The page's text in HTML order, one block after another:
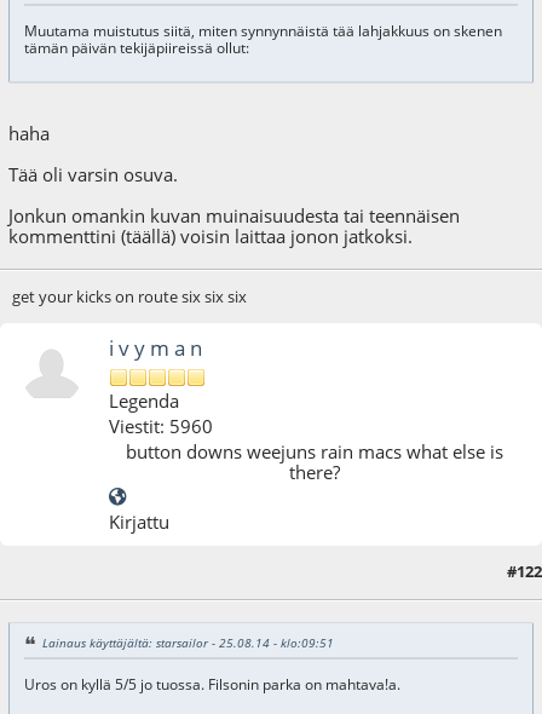
Muutama muistutus siitä, miten synnynnäistä tää lahjakkuus on skenen
tämän päivän tekijäpiireissä ollut:
haha
Tää oli varsin osuva.
Jonkun omankin kuvan muinaisuudesta tai teennäisen
kommenttini (täällä) voisin laittaa jonon jatkoksi.
get your kicks on route six six six
i v y m a n
Legenda
Viestit: 5960
button downs weejuns rain macs what else is
there?
Kirjattu
#122
Lainaus käyttäjältä: starsailor - 25.08.14 - klo:09:51
Uros on kyllä 5/5 jo tuossa. Filsonin parka on mahtava!a.